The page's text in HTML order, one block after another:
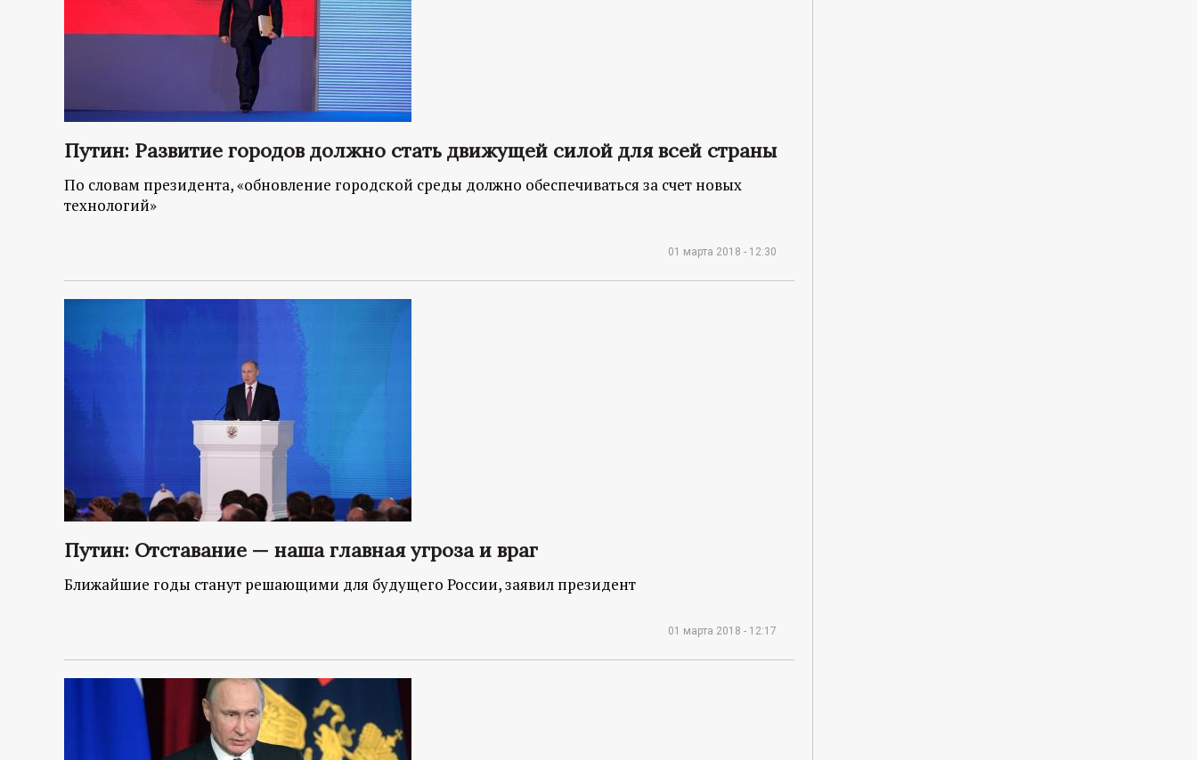
Путин: Развитие городов должно стать движущей силой для всей страны
По словам президента, «обновление городской среды должно обеспечиваться за счет новых
технологий»
01 марта 2018 - 12:30
Путин: Отставание — наша главная угроза и враг
Ближайшие годы станут решающими для будущего России, заявил президент
01 марта 2018 - 12:17